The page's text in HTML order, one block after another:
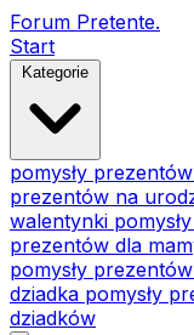
Forum Pretente.
Start
Kategorie
pomysły
prezentów na
walentynki
prezentów dla
pomysły
dziadka pomysły
dziadków